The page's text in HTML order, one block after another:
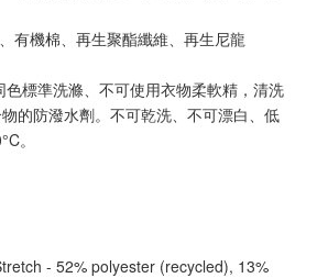
有機棉、再生聚酯纖維、再生尼龍
色標準洗滌、不可使用衣物柔軟精，清洗
的防潑水劑。不可乾洗、不可漂白、低
。
- 52% polyester (recycled), 13%